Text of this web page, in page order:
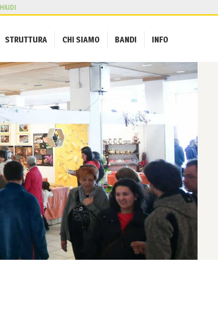
STRUTTURA CHI SIAMO BANDI INFO